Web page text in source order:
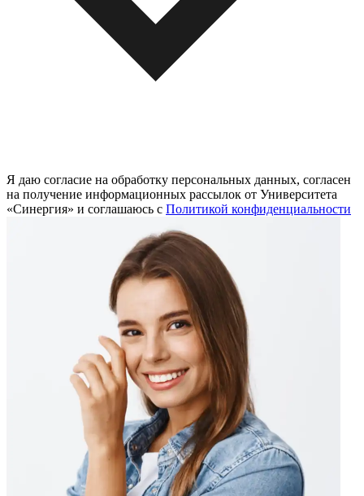
Я даю согласие на обработку персональных данных, согласен
на получение информационных рассылок от Университета
«Синергия» и соглашаюсь c Политикой конфиденциальности